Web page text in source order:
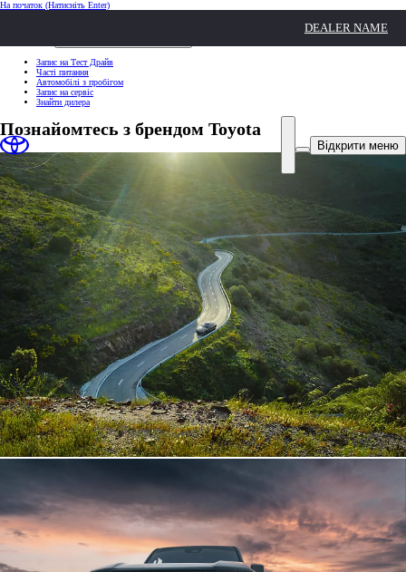
На початок (Натисніть Enter)
DEALER NAME
Запис на Тест Драйв
Часті питання
Автомобілі з пробігом
Запис на сервіс
Знайти дилера
Відкрити меню
Познайомтесь з брендом Toyota